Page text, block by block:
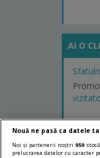
AI O
Nouă ne pasă ca datele
Noi și partenerii noștri 959
prelucrarea datelor cu caracter